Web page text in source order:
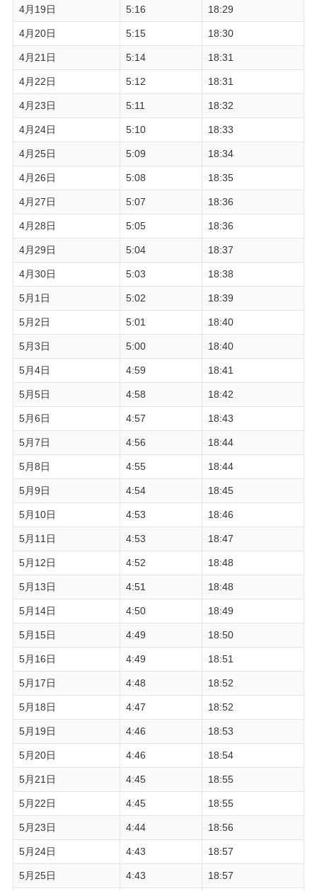
4月19日 5:16 18:29
4月20日 5:15 18:30
4月21日 5:14 18:31
4月22日 5:12 18:31
4月23日 5:11 18:32
4月24日 5:10 18:33
4月25日 5:09 18:34
4月26日 5:08 18:35
4月27日 5:07 18:36
4月28日 5:05 18:36
4月29日 5:04 18:37
4月30日 5:03 18:38
5月1日 5:02 18:39
5月2日 5:01 18:40
5月3日 5:00 18:40
5月4日 4:59 18:41
5月5日 4:58 18:42
5月6日 4:57 18:43
5月7日 4:56 18:44
5月8日 4:55 18:44
5月9日 4:54 18:45
5月10日 4:53 18:46
5月11日 4:53 18:47
5月12日 4:52 18:48
5月13日 4:51 18:48
5月14日 4:50 18:49
5月15日 4:49 18:50
5月16日 4:49 18:51
5月17日 4:48 18:52
5月18日 4:47 18:52
5月19日 4:46 18:53
5月20日 4:46 18:54
5月21日 4:45 18:55
5月22日 4:45 18:55
5月23日 4:44 18:56
5月24日 4:43 18:57
5月25日 4:43 18:57